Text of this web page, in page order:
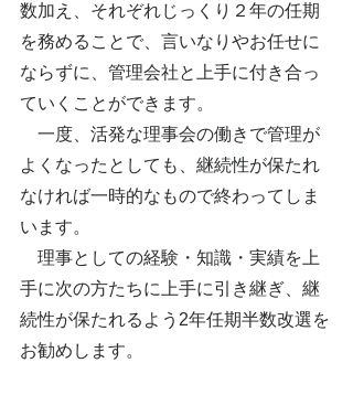
数加え、それぞれじっくり２年の任期
を務めることで、言いなりやお任せに
ならずに、管理会社と上手に付き合っ
ていくことができます。
一度、活発な理事会の働きで管理が
よくなったとしても、継続性が保たれ
なければ一時的なもので終わってしま
います。
理事としての経験・知識・実績を上
手に次の方たちに上手に引き継ぎ、継
続性が保たれるよう2年任期半数改選を
お勧めします。